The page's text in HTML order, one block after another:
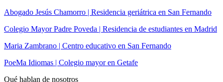
Abogado Jesús Chamorro | Residencia geriátrica en San Fernando
Colegio Mayor Padre Poveda | Residencia de estudiantes en Madrid
Maria Zambrano | Centro educativo en San Fernando
PoeMa Idiomas | Colegio mayor en Getafe
Qué hablan de nosotros